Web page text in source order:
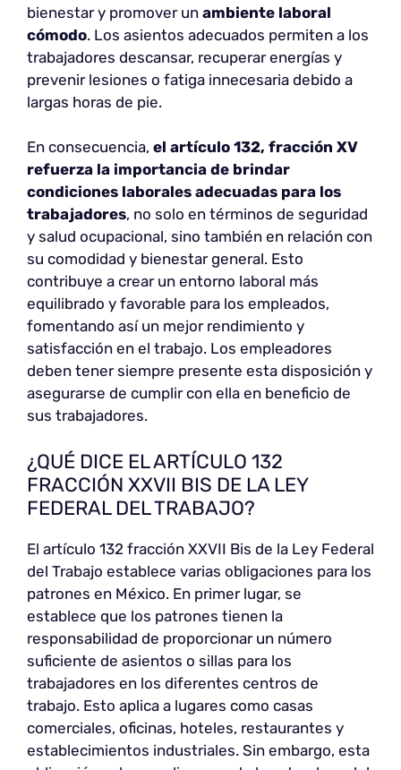
bienestar y promover un ambiente laboral
cómodo. Los asientos adecuados permiten a los
trabajadores descansar, recuperar energías y
prevenir lesiones o fatiga innecesaria debido a
largas horas de pie.
En consecuencia, el artículo 132, fracción XV
refuerza la importancia de brindar
condiciones laborales adecuadas para los
trabajadores, no solo en términos de seguridad
y salud ocupacional, sino también en relación con
su comodidad y bienestar general. Esto
contribuye a crear un entorno laboral más
equilibrado y favorable para los empleados,
fomentando así un mejor rendimiento y
satisfacción en el trabajo. Los empleadores
deben tener siempre presente esta disposición y
asegurarse de cumplir con ella en beneficio de
sus trabajadores.
¿QUÉ DICE EL ARTÍCULO 132
FRACCIÓN XXVII BIS DE LA LEY
FEDERAL DEL TRABAJO?
El artículo 132 fracción XXVII Bis de la Ley Federal
del Trabajo establece varias obligaciones para los
patrones en México. En primer lugar, se
establece que los patrones tienen la
responsabilidad de proporcionar un número
suficiente de asientos o sillas para los
trabajadores en los diferentes centros de
trabajo. Esto aplica a lugares como casas
comerciales, oficinas, hoteles, restaurantes y
establecimientos industriales. Sin embargo, esta